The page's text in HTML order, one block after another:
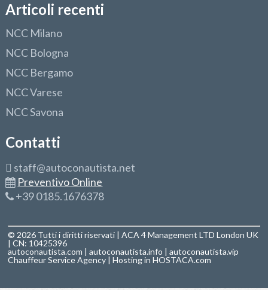
Articoli recenti
NCC Milano
NCC Bologna
NCC Bergamo
NCC Varese
NCC Savona
Contatti
staff@autoconautista.net
Preventivo Online
+39 0185.1676378
© 2026 Tutti i diritti riservati | ACA 4 Management LTD London UK
| CN: 10425396
autoconautista.com |autoconautista.info |autoconautista.vip
Chauffeur Service Agency | Hosting inHOSTACA.com